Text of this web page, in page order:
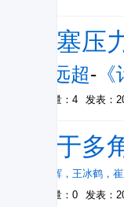
活塞
杨远超-
被引量：4 发表：
基于
康岩辉 ， 王冰鹤 ，
被引量：0
发表：